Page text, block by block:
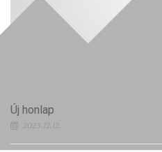
Új honlap
2023.12.12.